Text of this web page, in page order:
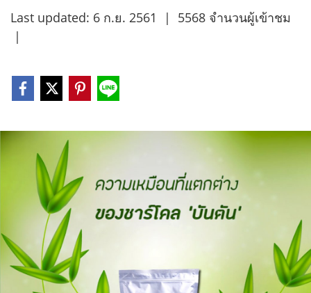
Last updated: 6 ก.ย. 2561 |
5568 จำนวนผู้เข้าชม
|